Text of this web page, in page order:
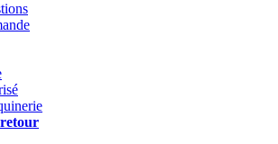
retour